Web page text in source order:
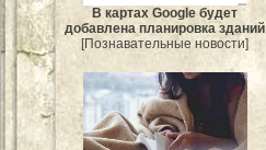
В картах Google будет
добавлена планировка зданий
[Познавательные новости]